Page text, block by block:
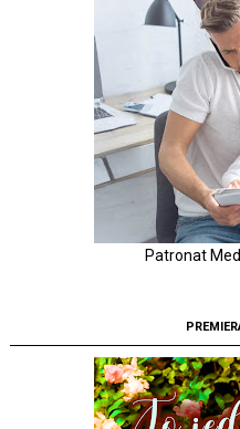
Patronat